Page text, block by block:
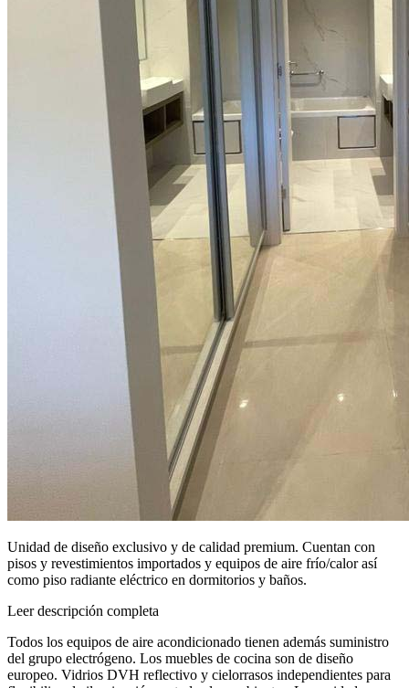
Unidad de diseño exclusivo y de calidad premium. Cuentan con
pisos y revestimientos importados y equipos de aire frío/calor así
como piso radiante eléctrico en dormitorios y baños.
Leer descripción completa
Todos los equipos de aire acondicionado tienen además suministro
del grupo electrógeno. Los muebles de cocina son de diseño
europeo. Vidrios DVH reflectivo y cielorrasos independientes para